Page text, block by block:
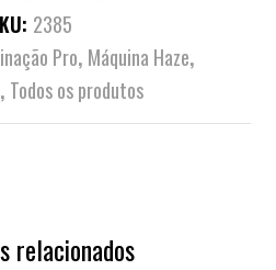
2385
Pro, Máquina Haze,
, Todos os produtos
relacionados